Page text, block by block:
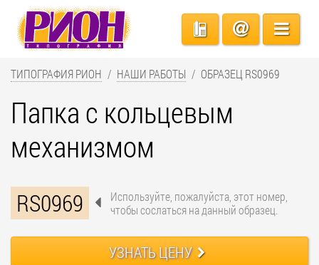
ТИПОГРАФИЯ РИОН НАШИ РАБОТЫ ОБРАЗЕЦ RS0969
Папка с кольцевым
механизмом
RS0969
Используйте, пожалуйста, этот номер,
чтобы сослаться на данный образец.
УЗНАТЬ ЦЕНУ